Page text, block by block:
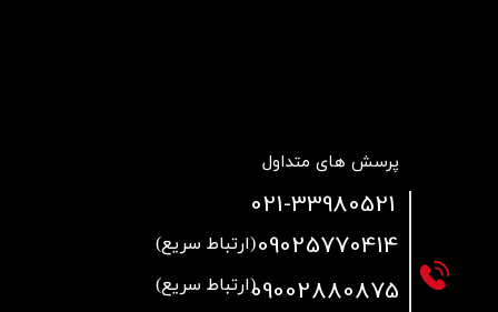
پرسش های متداول
021-33980521
09025770414(ارتباط سریع)
09002880875(ارتباط سریع)